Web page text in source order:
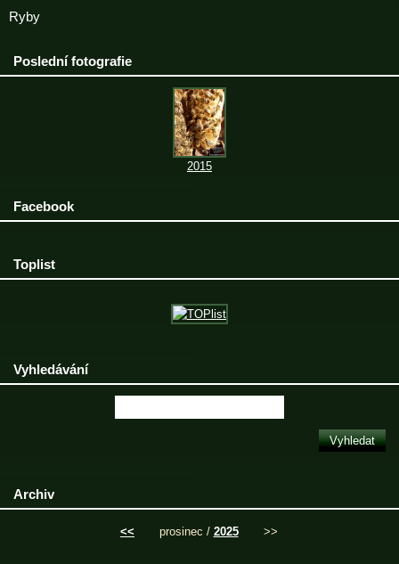
Ryby
Poslední fotografie
2015
Facebook
Toplist
Vyhledávání
Archiv
<< prosinec / 2025 >>